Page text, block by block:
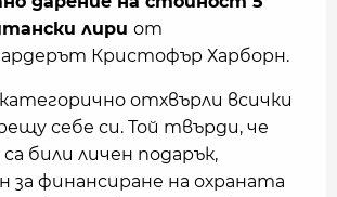
лири от
Кристофър Харборн.
отхвърли всички
себе си. Той твърди, че
били личен подарък,
за финансиране на охраната